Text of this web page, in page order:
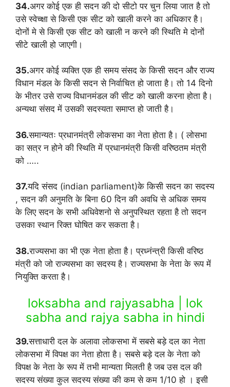
34.अगर कोई एक ही सदन की दो सीटो पर चुन लिया जात है तो
उसे स्वेच्क्षा से किसी एक सीट को खाली करने का अधिकार है।
दोनों मे से किसी एक सीट को खाली न करने की स्थिति मे दोनों
सीटे खाली हो जाएगी।
35.अगर कोई व्यक्ति एक ही समय संसद के किसी सदन और राज्य
विधान मंडल के किसी सदन से निर्वाचित हो जाता है। तो 14 दिनो
के भीतर उसे राज्य विधानमंडल की सीट को खाली करना होता है।
अन्यथा संसद में उसकी सदस्यता समाप्त हो जाती है।
36.समान्यतः प्रधानमंत्री लोकसभा का नेता होता है। ( लोसभा
का सत्र न होने की स्थिति में प्रधानमंत्री किसी वरिष्ठतम मंत्री
को …..
37.यदि संसद (indian parliament)के किसी सदन का सदस्य
, सदन की अनुमति के बिना 60 दिन की अवधि से अधिक समय
के लिए सदन के सभी अधिवेशनो से अनुपस्थित रहता है तो सदन
उसका स्थान रिक्त घोषित कर सकता है।
38.राज्यसभा का भी एक नेता होता है। प्रध्नंन्त्री किसी वरिष्ठ
मंत्री को जो राज्यसभा का सदस्य है। राज्यसभा के नेता के रूप में
नियुक्ति करता है।
loksabha and rajyasabha | lok
sabha and rajya sabha in hindi
39.सत्ताधारी दल के अलावा लोकसभा में सबसे बड़े दल का नेता
लोकसभा में विपक्ष का नेता होता है। सबसे बड़े दल के नेता को
विपक्ष के नेता के रूप में तभी मान्यता मिलती है जब उस दल की
सदस्य संख्या कुल सदस्य संख्या की कम से कम 1/10 हो । इसी